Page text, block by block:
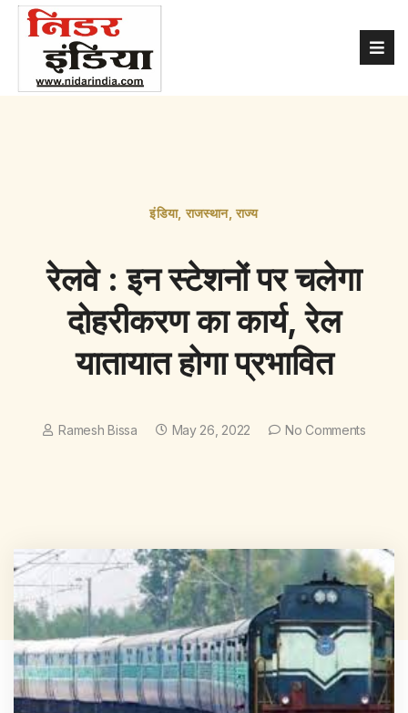
इंडिया,राजस्थान,राज्य
रेलवे : इन स्टेशनों पर चलेगा
दोहरीकरण का कार्य, रेल
यातायात होगा प्रभावित
Ramesh Bissa May 26, 2022 No Comments